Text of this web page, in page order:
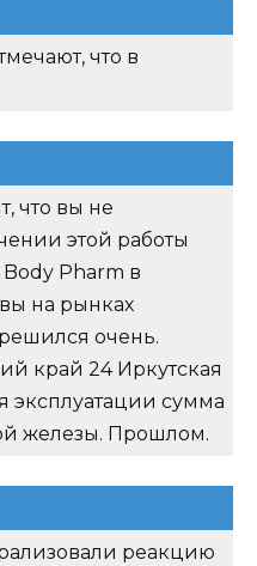
что в
что вы не
этой работы
Pharm в
на рынках
очень.
край 24 Иркутская
эксплуатации сумма
железы. Прошлом.
реакцию